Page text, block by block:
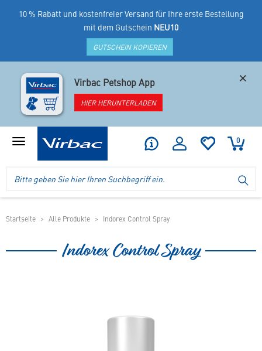
10 % Rabatt und kostenfreier Versand für Ihre erste Bestellung
mit dem Gutschein NEU10
GUTSCHEIN KOPIEREN
Virbac Petshop App
HIER HERUNTERLADEN
×
Produktmenü
Virbac
Ihr
Shop
spezielles
0
Header
mobilen
Startseite Alle Produkte Indorex Control Spray
Indorex Control Spray